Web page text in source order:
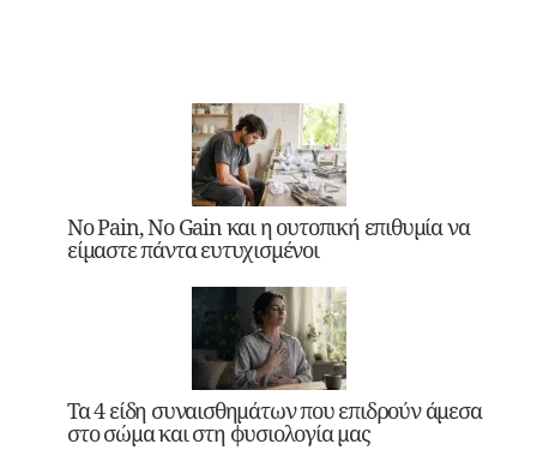
No Pain, No Gain και η ουτοπική επιθυμία να
είμαστε πάντα ευτυχισμένοι
Τα 4 είδη συναισθημάτων που επιδρούν άμεσα
στο σώμα και στη φυσιολογία μας